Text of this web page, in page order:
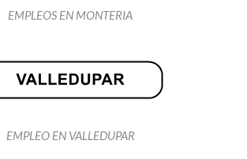
EMPLEOS EN MONTERIA
EMPLEO EN VALLEDUPAR